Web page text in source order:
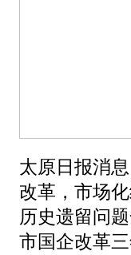
太原日报消
改革，市场
历史遗留问
市国企改革